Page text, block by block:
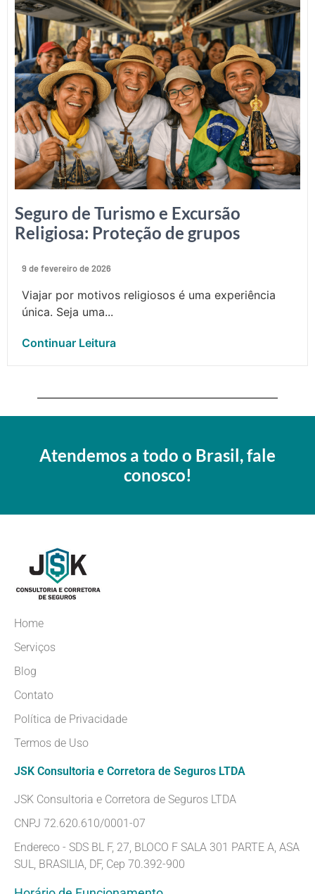
Seguro de Turismo e Excursão
Religiosa: Proteção de grupos
9 de fevereiro de 2026
Viajar por motivos religiosos é uma experiência
única. Seja uma...
Continuar Leitura
Atendemos a todo o Brasil, fale
conosco!
Home
Serviços
Blog
Contato
Política de Privacidade
Termos de Uso
JSK Consultoria e Corretora de Seguros LTDA
JSK Consultoria e Corretora de Seguros LTDA
CNPJ 72.620.610/0001-07
Endereco - SDS BL F, 27, BLOCO F SALA 301 PARTE A, ASA
SUL, BRASILIA, DF, Cep 70.392-900